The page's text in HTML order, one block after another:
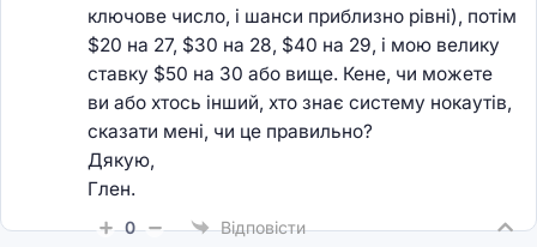
ключове число, і шанси приблизно рівні), потім
$20 на 27, $30 на 28, $40 на 29, і мою велику
ставку $50 на 30 або вище. Кене, чи можете
ви або хтось інший, хто знає систему нокаутів,
сказати мені, чи це правильно?
Дякую,
Глен.
0 Відповісти